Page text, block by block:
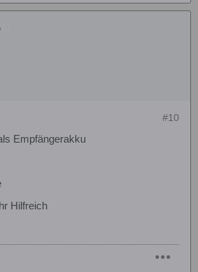
#10
Empfängerakku
Hilfreich